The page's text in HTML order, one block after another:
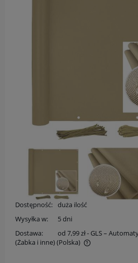
Dostępność: duża ilość
Wysyłka w:
5 dni
Dostawa:
od 7,99 zł- GLS –
(Żabka i inne)(Polska)
Cena nie zawiera ewentualnych